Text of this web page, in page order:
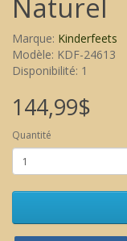
Naturel
Marque: Kinderfeets
Modèle: KDF-24613
Disponibilité: 1
144,99$
Quantité